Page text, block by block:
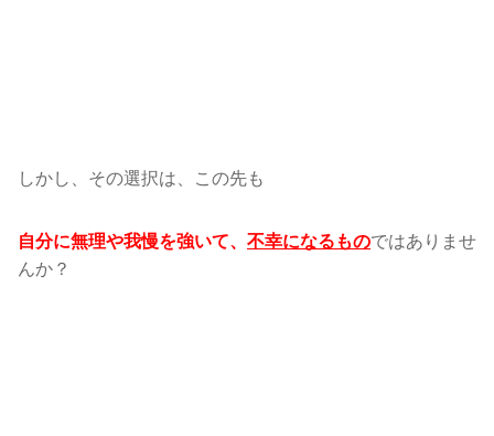
しかし、その選択は、この先も
自分に無理や我慢を強いて、 不幸になるものではありませ
んか？